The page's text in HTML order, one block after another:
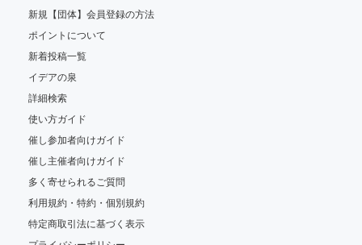
新規【団体】会員登録の方法
ポイントについて
新着投稿一覧
イデアの泉
詳細検索
使い方ガイド
催し参加者向けガイド
催し主催者向けガイド
多く寄せられるご質問
利用規約・特約・個別規約
特定商取引法に基づく表示